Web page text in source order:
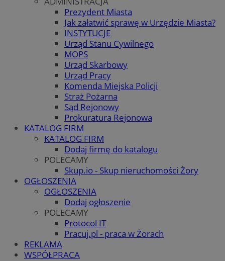
Prezydent Miasta
Jak załatwić sprawę w Urzędzie Miasta?
INSTYTUCJE
Urząd Stanu Cywilnego
MOPS
Urząd Skarbowy
Urząd Pracy
Komenda Miejska Policji
Straż Pożarna
Sąd Rejonowy
Prokuratura Rejonowa
KATALOG FIRM
KATALOG FIRM
Dodaj firmę do katalogu
POLECAMY
Skup.io - Skup nieruchomości Żory
OGŁOSZENIA
OGŁOSZENIA
Dodaj ogłoszenie
POLECAMY
Protocol IT
Pracuj.pl - praca w Żorach
REKLAMA
WSPÓŁPRACA